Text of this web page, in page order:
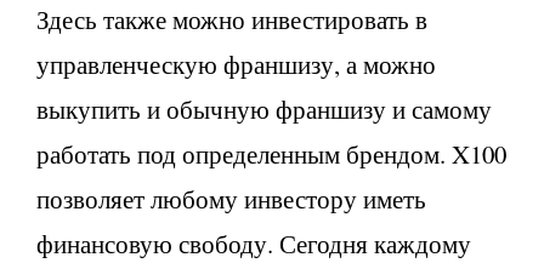
Здесь также можно инвестировать в
управленческую франшизу, а можно
выкупить и обычную франшизу и самому
работать под определенным брендом. X100
позволяет любому инвестору иметь
финансовую свободу. Сегодня каждому